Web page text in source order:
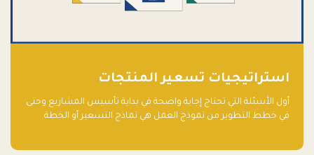
استراتيجيات تسعير المنتجات
أول الأسئلة التي تحتاج إجابة واضحة في بداية تأسيس المشاريع وحتى
في خطط التطوير من نموذج العمل هي نماذج التسعير أو الخطة